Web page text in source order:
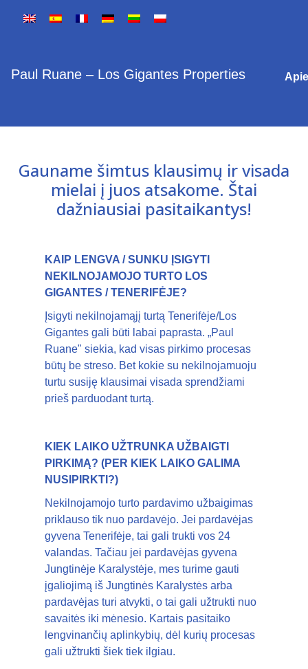
Paul Ruane – Los Gigantes Properties Apie
Gauname šimtus klausimų ir visada
mielai į juos atsakome. Štai
dažniausiai pasitaikantys!
KAIP LENGVA / SUNKU ĮSIGYTI
NEKILNOJAMOJO TURTO LOS
GIGANTES / TENERIFĖJE?
Įsigyti nekilnojamąjį turtą Tenerifėje/Los
Gigantes gali būti labai paprasta. „Paul
Ruane" siekia, kad visas pirkimo procesas
būtų be streso. Bet kokie su nekilnojamuoju
turtu susiję klausimai visada sprendžiami
prieš parduodant turtą.
KIEK LAIKO UŽTRUNKA UŽBAIGTI
PIRKIMĄ? (PER KIEK LAIKO GALIMA
NUSIPIRKTI?)
Nekilnojamojo turto pardavimo užbaigimas
priklauso tik nuo pardavėjo. Jei pardavėjas
gyvena Tenerifėje, tai gali trukti vos 24
valandas. Tačiau jei pardavėjas gyvena
Jungtinėje Karalystėje, mes turime gauti
įgaliojimą iš Jungtinės Karalystės arba
pardavėjas turi atvykti, o tai gali užtrukti nuo
savaitės iki mėnesio. Kartais pasitaiko
lengvinančių aplinkybių, dėl kurių procesas
gali užtrukti šiek tiek ilgiau.